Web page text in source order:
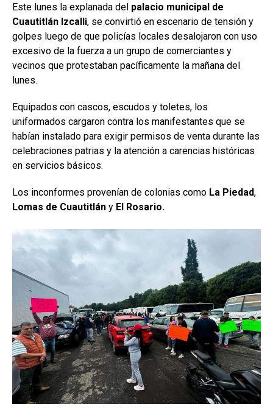
Este lunes la explanada del palacio municipal de
Cuautitlán Izcalli, se convirtió en escenario de tensión y
golpes luego de que policías locales desalojaron con uso
excesivo de la fuerza a un grupo de comerciantes y
vecinos que protestaban pacíficamente la mañana del
lunes.
Equipados con cascos, escudos y toletes, los
uniformados cargaron contra los manifestantes que se
habían instalado para exigir permisos de venta durante las
celebraciones patrias y la atención a carencias históricas
en servicios básicos.
Los inconformes provenían de colonias como La Piedad,
Lomas de Cuautitlán y El Rosario.